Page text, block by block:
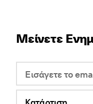
Μείνετε